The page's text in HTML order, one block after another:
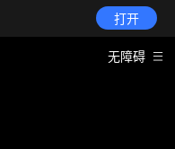
打开
无障碍